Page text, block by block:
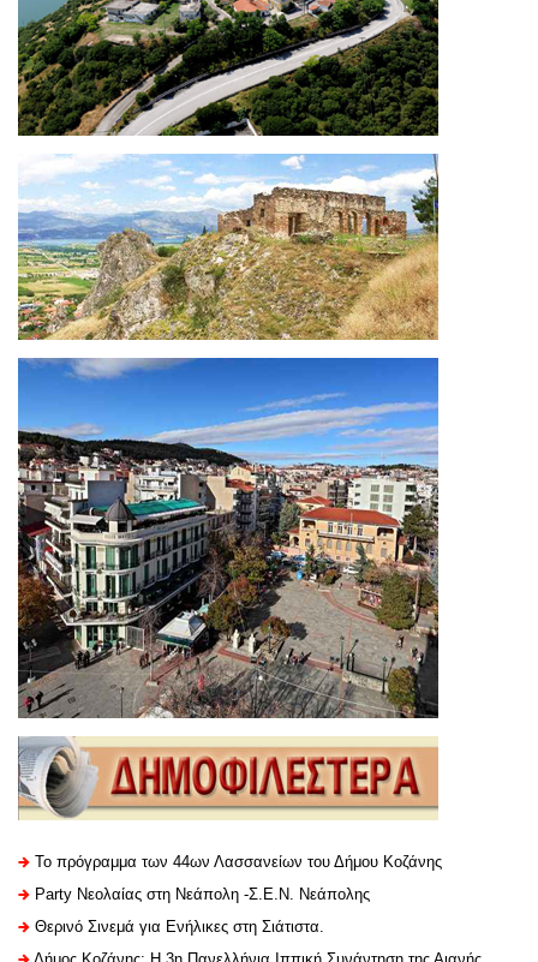
Το πρόγραμμα των 44ων Λασσανείων του Δήμου Κοζάνης
Party Νεολαίας στη Νεάπολη -Σ.Ε.Ν. Νεάπολης
Θερινό Σινεμά για Ενήλικες στη Σιάτιστα.